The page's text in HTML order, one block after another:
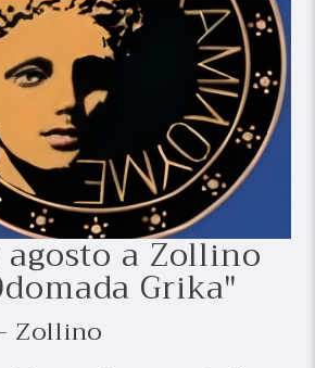
a Zollino
Grika"
Zollino